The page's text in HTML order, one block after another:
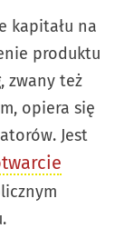
kapitału na
produktu
zwany też
opiera się
Jest